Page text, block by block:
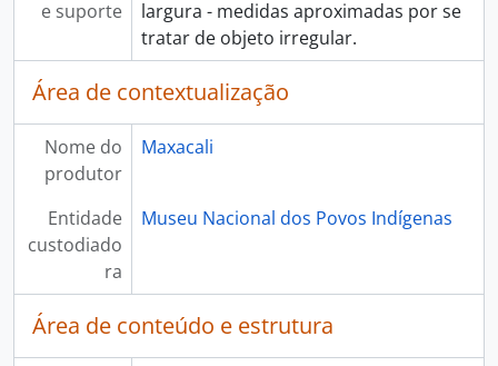
e suporte
largura - medidas aproximadas por se
tratar de objeto irregular.
Área de contextualização
Nome do
produtor
Maxacali
Entidade
custodiado
ra
Museu Nacional dos Povos Indígenas
Área de conteúdo e estrutura